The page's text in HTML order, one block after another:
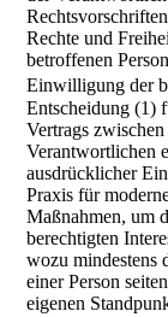
Rechte und
betroffenen
Einwilligung der
Entscheidung (1)
Vertrags
Verantwortlichen
ausdrücklicher
Praxis für
Maßnahmen, um
berechtigten
wozu mindestens
einer Person
eigenen